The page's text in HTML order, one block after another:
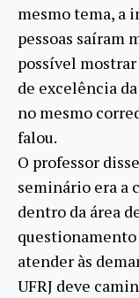
mesmo tema, a
pessoas saíram
possível
de excelência
no mesmo
falou.
O professor
seminário era a
dentro da área
questionamento
atender às
UFRJ deve